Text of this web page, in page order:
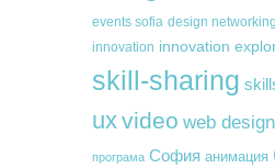
events sofia design networking
innovation innovation
skill-sharing
uxvideo web design
програма София анимация